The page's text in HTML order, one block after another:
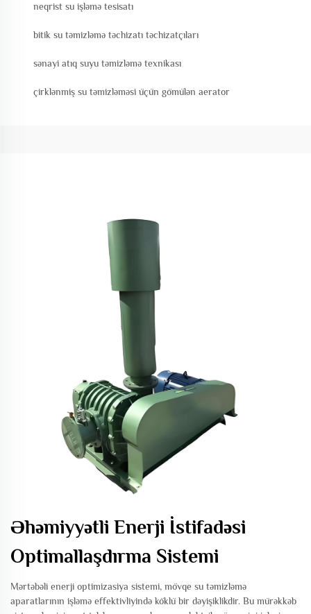
neqrist su işləmə tesisatı
bitik su təmizləmə təchizatı təchizatçıları
sənayi atıq suyu təmizləmə texnikası
çirklənmiş su təmizləməsi üçün gömülən aerator
Əhəmiyyətli Enerji İstifadəsi
Optimallaşdırma Sistemi
Mərtəbəli enerji optimizasiya sistemi, mövqe su təmizləmə
aparatlarının işləmə effektivliyində köklü bir dəyişiklikdir. Bu mürəkkəb